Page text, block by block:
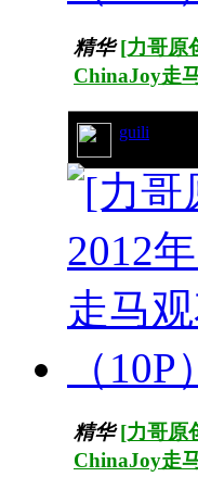
精华 [力哥原
ChinaJoy走
guili
精华 [力哥原
ChinaJoy走